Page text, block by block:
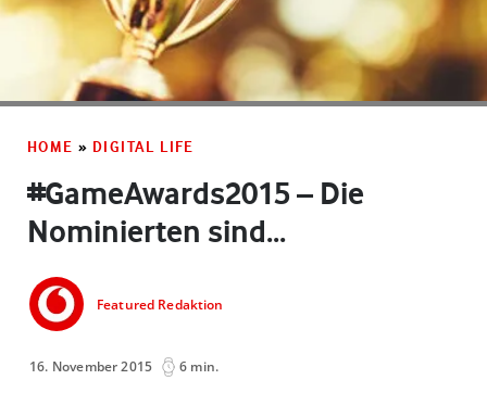
HOME » DIGITAL LIFE
#GameAwards2015 – Die
Nominierten sind...
Featured Redaktion
16. November 2015 6 min.